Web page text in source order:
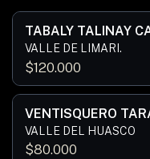
TABALY TALINAY
VALLE DE LIMARI.
$120.000
VENTISQUERO
VALLE DEL HUASCO
$80.000